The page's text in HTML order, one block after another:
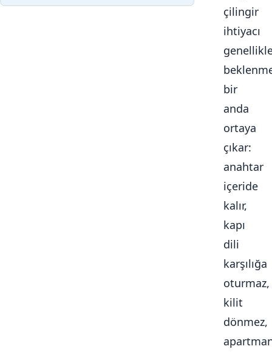
çilingir
ihtiyacı
bir
anda
ortaya
çıkar:
anahtar
içeride
kalır,
kapı
dili
karşılığa
oturmaz,
kilit
dönmez,